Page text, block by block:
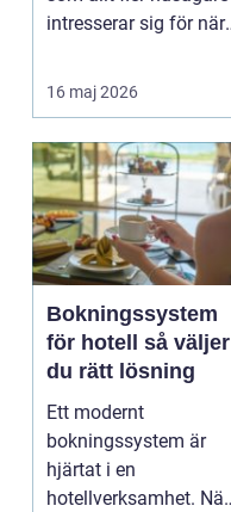
intresserar sig för när
16 maj 2026
Bokningssystem
för hotell så väljer
du rätt lösning
Ett modernt
bokningssystem är
hjärtat i en
hotellverksamhet. När